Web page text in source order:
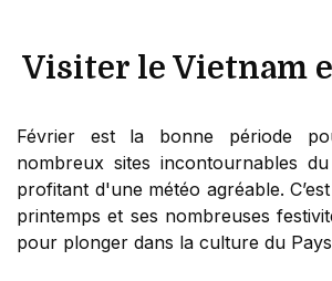
Visiter le Vietnam
Février est la bonne période
nombreux sites incontournables
profitant d'une météo agréable.
printemps et ses nombreuses
pour plonger dans la culture du